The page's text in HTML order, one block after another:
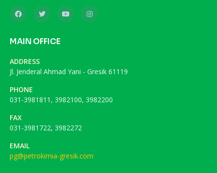
MAIN OFFICE
ADDRESS
Jl. Jenderal Ahmad Yani - Gresik 61119
PHONE
031-3981811, 3982100, 3982200
FAX
031-3981722, 3982272
EMAIL
pg@petrokimia-gresik.com